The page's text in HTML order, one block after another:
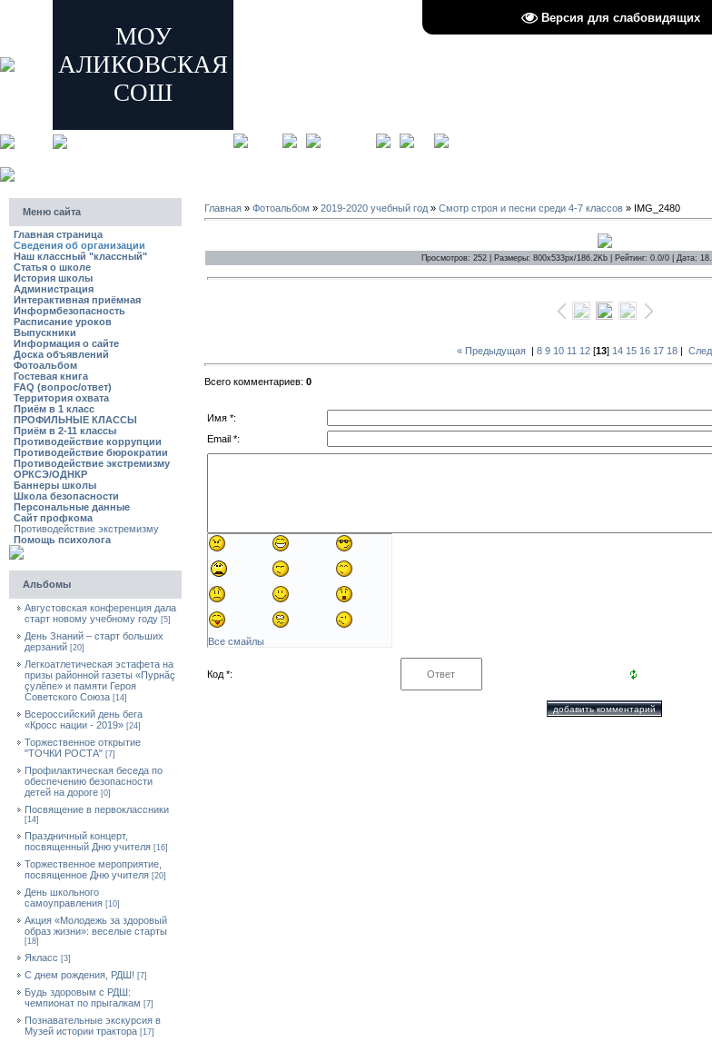
Версия для слабовидящих
МОУ
АЛИКОВСКАЯ
СОШ
Меню сайта
Главная страница
Сведения об организации
Наш классный "классный"
Статья о школе
История школы
Администрация
Интерактивная приёмная
Информбезопасность
Расписание уроков
Выпускники
Информация о сайте
Доска объявлений
Фотоальбом
Гостевая книга
FAQ (вопрос/ответ)
Территория охвата
Приём в 1 класс
ПРОФИЛЬНЫЕ КЛАССЫ
Приём в 2-11 классы
Противодействие коррупции
Противодействие бюрократии
Противодействие экстремизму
ОРКСЭ/ОДНКР
Баннеры школы
Школа безопасности
Персональные данные
Сайт профкома
Противодействие экстремизму
Помощь психолога
Альбомы
Августовская конференция дала
старт новому учебному году [5]
День Знаний – старт больших
дерзаний [20]
Легкоатлетическая эстафета на
призы районной газеты «Пурнăç
çулĕпе» и памяти Героя
Советского Союза [14]
Всероссийский день бега
«Кросс нации - 2019» [24]
Торжественное открытие
"ТОЧКИ РОСТА" [7]
Профилактическая беседа по
обеспечению безопасности
детей на дороге [0]
Посвящение в первоклассники
[14]
Праздничный концерт,
посвященный Дню учителя [16]
Торжественное мероприятие,
посвященное Дню учителя [20]
День школьного
самоуправления [10]
Акция «Молодежь за здоровый
образ жизни»: веселые старты
[18]
Якласс [3]
С днем рождения, РДШ! [7]
Будь здоровым с РДШ:
чемпионат по прыгалкам [7]
Познавательные экскурсия в
Музей истории трактора [17]
Главная » Фотоальбом » 2019-2020 учебный год » Смотр строя и песни среди 4-7 классов » IMG_2480
Просмотров: 252 | Размеры: 800x533px/186.2Kb | Рейтинг: 0.0/0 | Дата:
« Предыдущая | 8 9 10 11 12 [13] 14 15 16 17 18 |
Всего комментариев: 0
Имя *:
Email *:
Все смайлы
Код *: